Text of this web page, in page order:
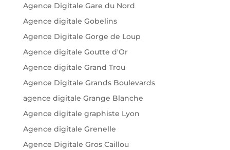
Agence Digitale Gare du Nord
Agence digitale Gobelins
Agence Digitale Gorge de Loup
Agence digitale Goutte d'Or
Agence digitale Grand Trou
Agence Digitale Grands Boulevards
agence digitale Grange Blanche
Agence digitale graphiste Lyon
Agence digitale Grenelle
Agence Digitale Gros Caillou